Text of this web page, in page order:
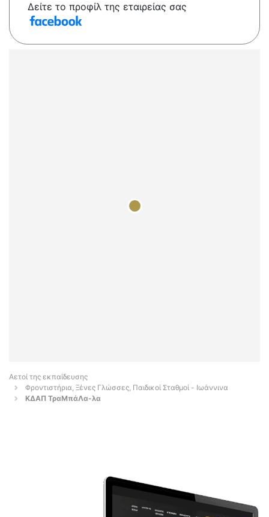
Δείτε το προφίλ της εταιρείας σας
Αετοί της εκπαίδευσης
Φροντιστήρια, Ξένες Γλώσσες, Παιδικοί Σταθμοί - Ιωάννινα
ΚΔΑΠ ΤραΜπάΛα-λα